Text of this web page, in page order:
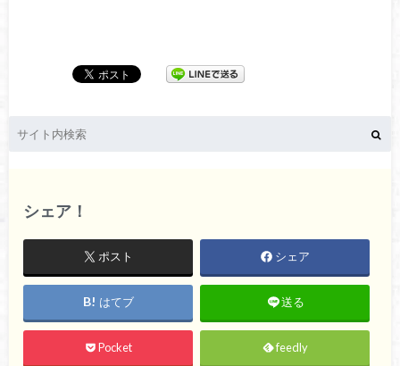
シェア！
ポスト シェア
はてブ 送る
Pocket feedly